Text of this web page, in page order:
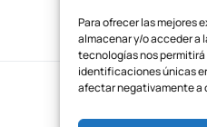
Para ofrecer las mejores
almacenar y/o acceder a
tecnologías nos
identificaciones únicas
afectar negativamente a